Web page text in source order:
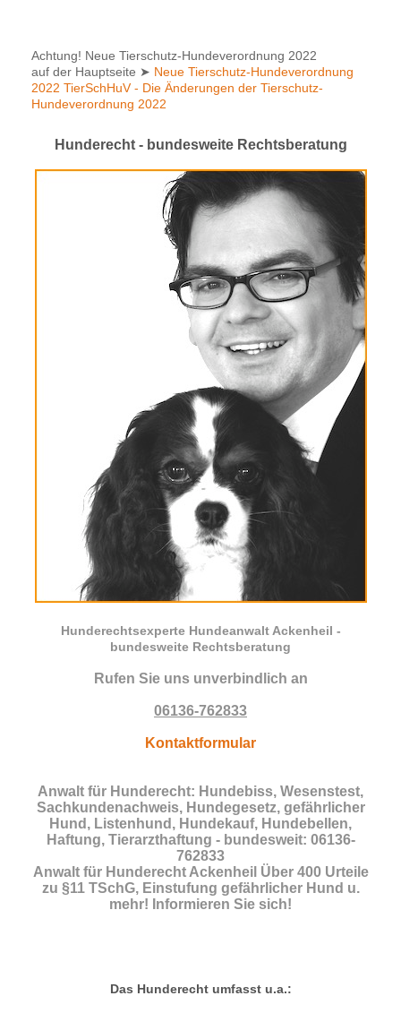
Achtung! Neue Tierschutz-Hundeverordnung 2022
auf der Hauptseite ➤ Neue Tierschutz-Hundeverordnung
2022 TierSchHuV - Die Änderungen der Tierschutz-
Hundeverordnung 2022
Hunderecht - bundesweite Rechtsberatung
Hunderechtsexperte Hundeanwalt Ackenheil -
bundesweite Rechtsberatung
Rufen Sie uns unverbindlich an
06136-762833
Kontaktformular
Anwalt für Hunderecht: Hundebiss, Wesenstest,
Sachkundenachweis, Hundegesetz, gefährlicher
Hund, Listenhund, Hundekauf, Hundebellen,
Haftung, Tierarzthaftung - bundesweit: 06136-
762833
Anwalt für Hunderecht Ackenheil Über 400 Urteile
zu §11 TSchG, Einstufung gefährlicher Hund u.
mehr! Informieren Sie sich!
Das Hunderecht umfasst u.a.: